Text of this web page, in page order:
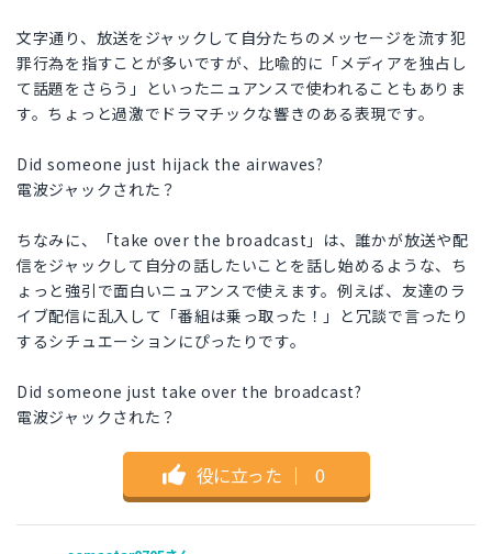
文字通り、放送をジャックして自分たちのメッセージを流す犯
罪行為を指すことが多いですが、比喩的に「メディアを独占し
て話題をさらう」といったニュアンスで使われることもありま
す。ちょっと過激でドラマチックな響きのある表現です。
Did someone just hijack the airwaves?
電波ジャックされた？
ちなみに、「take over the broadcast」は、誰かが放送や配
信をジャックして自分の話したいことを話し始めるような、ち
ょっと強引で面白いニュアンスで使えます。例えば、友達のラ
イブ配信に乱入して「番組は乗っ取った！」と冗談で言ったり
するシチュエーションにぴったりです。
Did someone just take over the broadcast?
電波ジャックされた？
役に立った ｜ 0